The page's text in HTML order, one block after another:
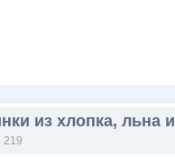
из хлопка, льна и
219